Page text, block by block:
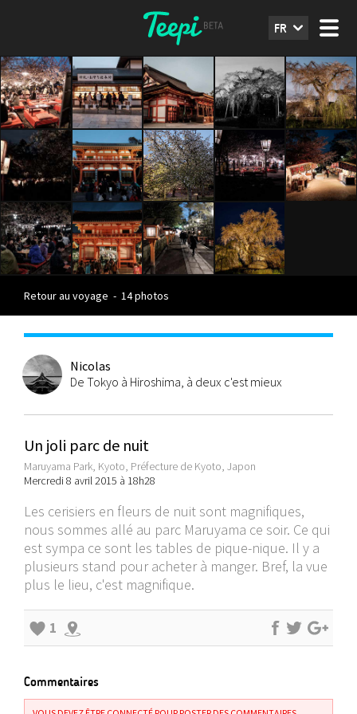
FR
Retour au voyage - 14 photos
Nicolas
De Tokyo à Hiroshima, à deux c'est mieux
Un joli parc de nuit
Maruyama Park, Kyoto, Préfecture de Kyoto, Japon
Mercredi 8 avril 2015 à 18h28
Les cerisiers en fleurs de nuit sont magnifiques,
nous sommes allé au parc Maruyama ce soir. Ce qui
est sympa ce sont les tables de pique-nique. Il y a
plusieurs stand pour acheter à manger. Bref, la vue
plus le lieu, c'est magnifique.
1
Commentaires